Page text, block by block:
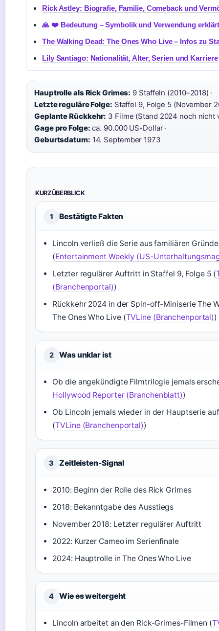
Rick Astley: Biografie, Familie, Comeback und
🙏 ❤️ Bedeutung – Symbolik und Verwendung
The Walking Dead: The Ones Who Live – Infos zu
Lily Santiago: Nationalität, Alter, Serien und Karriere
Hauptrolle als Rick Grimes: 9 Staffeln (2010–2018) ·
Letzte reguläre Folge: Staffel 9, Folge 5 (November
Geplante Rückkehr: 3 Filme (Stand 2024 noch nicht
Gage pro Folge: ca. 90.000 US-Dollar ·
Geburtsdatum: 14. September 1973
KURZÜBERBLICK
1 Bestätigte Fakten
Lincoln verließ die Serie aus familiären
(Entertainment Weekly (US-
Letzter regulärer Auftritt in Staffel 9, Folge 5 (
(Branchenportal))
Rückkehr 2024 in der Spin-off-Miniserie The
The Ones Who Live (TVLine (Branchenportal))
2 Was unklar ist
Ob die angekündigte Filmtrilogie jemals
Hollywood Reporter (Branchenblatt))
Ob Lincoln jemals wieder in der Hauptserie
(TVLine (Branchenportal))
3 Zeitleisten-Signal
2010: Beginn der Rolle des Rick Grimes
2018: Bekanntgabe des Ausstiegs
November 2018: Letzter regulärer Auftritt
2022: Kurzer Cameo im Serienfinale
2024: Hauptrolle in The Ones Who Live
4 Wie es weitergeht
Lincoln arbeitet an den Rick-Grimes-Filmen (